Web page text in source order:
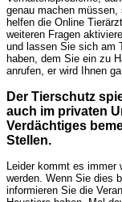
genau machen müssen,
helfen die Online
weiteren Fragen
und lassen Sie sich am
haben, dem Sie ein zu
anrufen, er wird Ihnen
Der Tierschutz
auch im privaten
Verdächtiges
Stellen.
Leider kommt es immer
werden. Wenn Sie dies
informieren Sie die